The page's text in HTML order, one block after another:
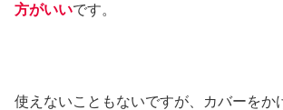
方がいいです。
使えないこともないですが、カバーをか